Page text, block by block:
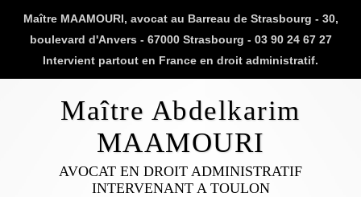
Maître MAAMOURI, avocat au Barreau de Strasbourg - 30,
boulevard d'Anvers - 67000 Strasbourg - 03 90 24 67 27
Intervient partout en France en droit administratif.
Maître Abdelkarim
MAAMOURI
AVOCAT EN DROIT ADMINISTRATIF
INTERVENANT A TOULON